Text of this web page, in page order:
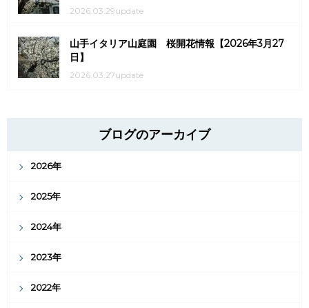
2026.03.29update
山手イタリア山庭園 桜開花情報【2026年3月27
日】
2026.03.27update
ブログのアーカイブ
2026年
2025年
2024年
2023年
2022年